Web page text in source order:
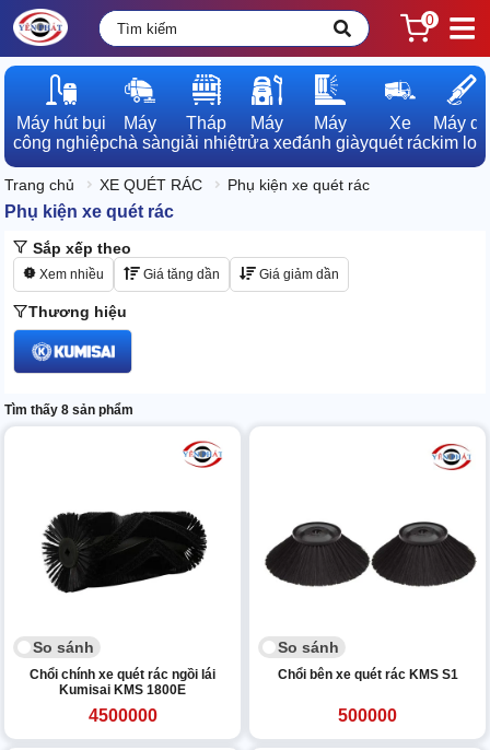
0
Máy hút bụi
công nghiệp
Máy
chà sàn
Tháp
giải nhiệt
Máy
rửa xe
Máy
đánh giày
Xe
quét rác
Máy dò
kim loại
Trang chủ XE QUÉT RÁC Phụ kiện xe quét rác
Phụ kiện xe quét rác
Sắp xếp theo
Xem nhiều Giá tăng dần Giá giảm dần
Thương hiệu
Tìm thấy 8 sản phẩm
So sánh
Chổi chính xe quét rác ngồi lái
Kumisai KMS 1800E
4500000
So sánh
Chổi bên xe quét rác KMS S1
500000